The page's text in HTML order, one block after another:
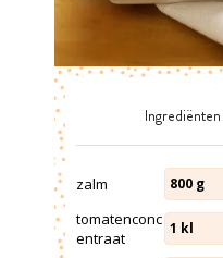
Ingrediënten
zalm 800 g
tomatenconc
entraat
1 kl